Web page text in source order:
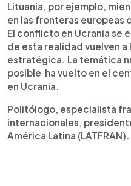
Lituania, por ejemplo,
en las fronteras europeas
El conflicto en Ucrania se
de esta realidad vuelven
estratégica. La temática
posible ha vuelto en el
en Ucrania.
Politólogo, especialista
internacionales,
América Latina